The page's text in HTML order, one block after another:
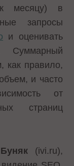
месяцу) в
запросы
и оценивать
Суммарный
как правило,
и часто
от
страниц
(ivi.ru),